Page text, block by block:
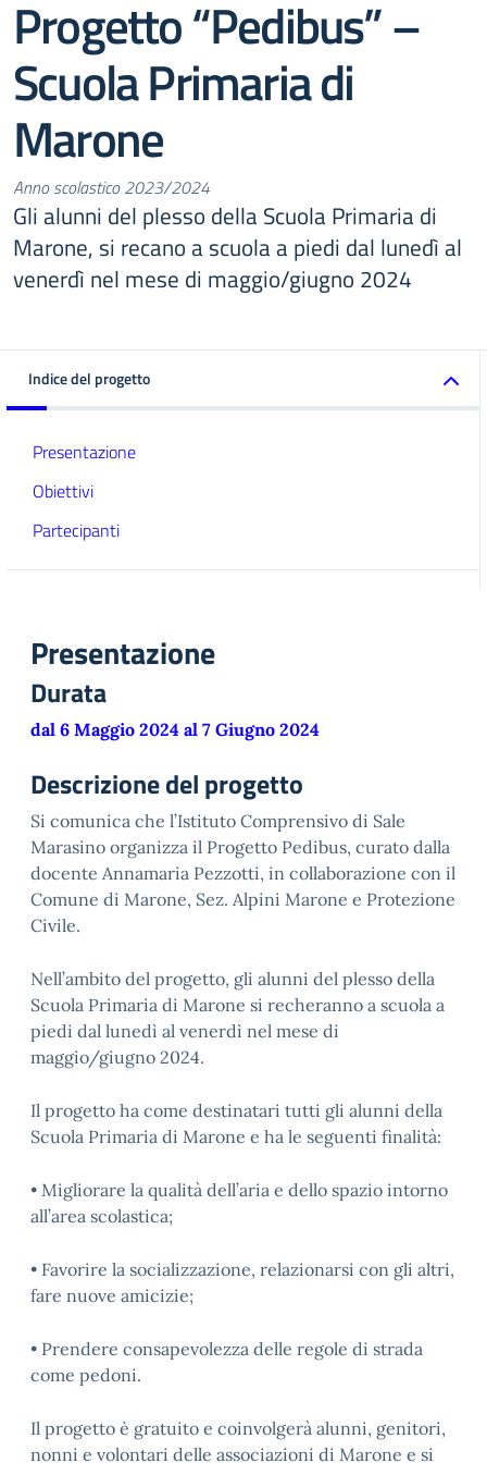
Progetto “Pedibus” –
Scuola Primaria di
Marone
Anno scolastico 2023/2024
Gli alunni del plesso della Scuola Primaria di
Marone, si recano a scuola a piedi dal lunedì al
venerdì nel mese di maggio/giugno 2024
Indice del progetto
Presentazione
Obiettivi
Partecipanti
Presentazione
Durata
dal 6 Maggio 2024 al 7 Giugno 2024
Descrizione del progetto
Si comunica che l’Istituto Comprensivo di Sale
Marasino organizza il Progetto Pedibus, curato dalla
docente Annamaria Pezzotti, in collaborazione con il
Comune di Marone, Sez. Alpini Marone e Protezione
Civile.
Nell’ambito del progetto, gli alunni del plesso della
Scuola Primaria di Marone si recheranno a scuola a
piedi dal lunedì al venerdì nel mese di
maggio/giugno 2024.
Il progetto ha come destinatari tutti gli alunni della
Scuola Primaria di Marone e ha le seguenti finalità:
• Migliorare la qualità dell’aria e dello spazio intorno
all’area scolastica;
• Favorire la socializzazione, relazionarsi con gli altri,
fare nuove amicizie;
• Prendere consapevolezza delle regole di strada
come pedoni.
Il progetto è gratuito e coinvolgerà alunni, genitori,
nonni e volontari delle associazioni di Marone e si